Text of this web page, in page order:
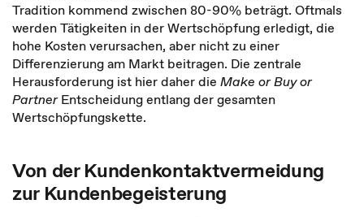
Tradition kommend zwischen 80-90% beträgt. Oftmals
werden Tätigkeiten in der Wertschöpfung erledigt, die
hohe Kosten verursachen, aber nicht zu einer
Differenzierung am Markt beitragen. Die zentrale
Herausforderung ist hier daher die Make or Buy or
PartnerEntscheidung entlang der gesamten
Wertschöpfungskette.
Von der Kundenkontaktvermeidung
zur Kundenbegeisterung